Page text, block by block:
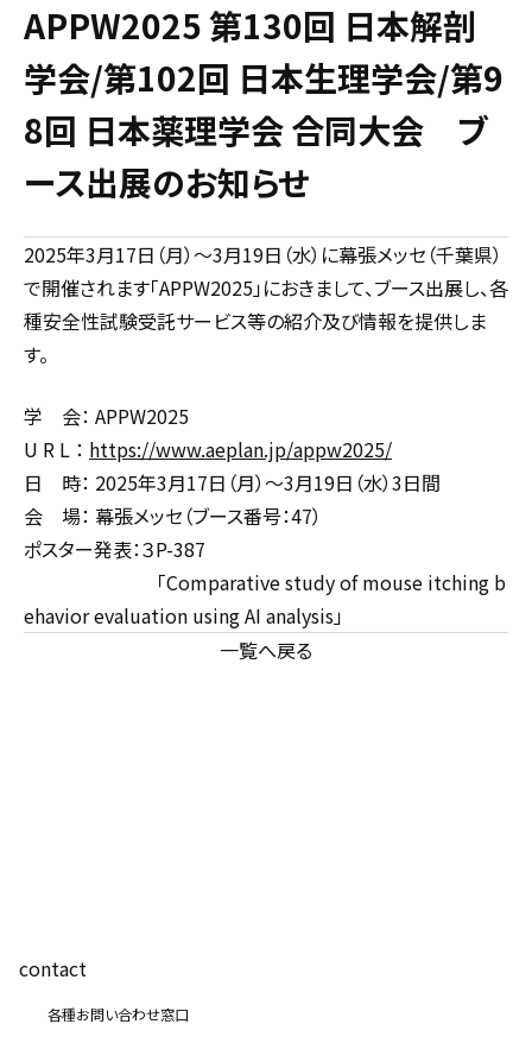
APPW2025 第130回 日本解剖
学会/第102回 日本生理学会/第9
8回 日本薬理学会 合同大会 ブ
ース出展のお知らせ
2025年3月17日（月）～3月19日（水）に幕張メッセ（千葉県）
で開催されます「APPW2025」におきまして、ブース出展し、各
種安全性試験受託サービス等の紹介及び情報を提供しま
す。
学 会： APPW2025
U R L ： https://www.aeplan.jp/appw2025/
日 時： 2025年3月17日（月）～3月19日（水）3日間
会 場： 幕張メッセ（ブース番号：47）
ポスター発表：３P-387
「Comparative study of mouse itching b
ehavior evaluation using AI analysis」
一覧へ戻る
contact
各種お問い合わせ窓口